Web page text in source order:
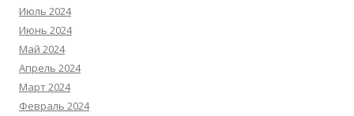
Июль 2024
Июнь 2024
Май 2024
Апрель 2024
Март 2024
Февраль 2024